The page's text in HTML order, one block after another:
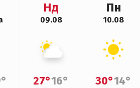
Нд
09.08
27°16°
Пн
10.08
30°14°